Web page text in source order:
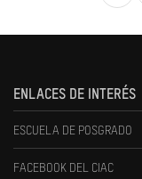
ENLACES DE INTERÉS
ESCUELA DE POSGRADO
FACEBOOK DEL CIAC